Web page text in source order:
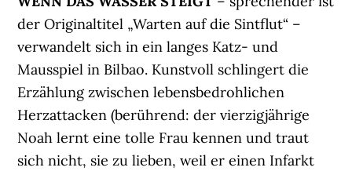
der Originaltitel „Warten auf die Sintflut“ –
verwandelt sich in ein langes Katz- und
Mausspiel in Bilbao. Kunstvoll schlingert die
Erzählung zwischen lebensbedrohlichen
Herzattacken (berührend: der vierzigjährige
Noah lernt eine tolle Frau kennen und traut
sich nicht, sie zu lieben, weil er einen Infarkt